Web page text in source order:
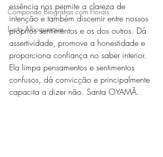
Compondo Biografias com Florais
Lucia Albuquerque
essência nos permite a clareza de
intenção e também discernir entre nossos
próprios sentimentos e os dos outros. Dá
assertividade, promove a honestidade e
proporciona confiança no saber interior.
Ela limpa pensamentos e sentimentos
confusos, dá convicção e principalmente
capacita a dizer não. Santa OYAMÃ.